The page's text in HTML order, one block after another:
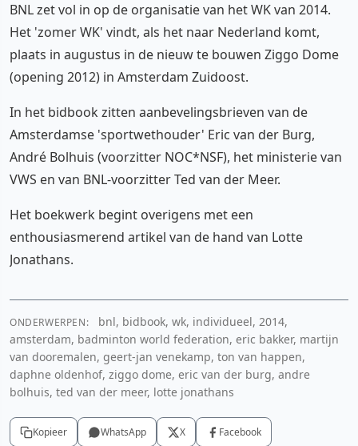
BNL zet vol in op de organisatie van het WK van 2014.
Het 'zomer WK' vindt, als het naar Nederland komt,
plaats in augustus in de nieuw te bouwen Ziggo Dome
(opening 2012) in Amsterdam Zuidoost.
In het bidbook zitten aanbevelingsbrieven van de
Amsterdamse 'sportwethouder' Eric van der Burg,
André Bolhuis (voorzitter NOC*NSF), het ministerie van
VWS en van BNL-voorzitter Ted van der Meer.
Het boekwerk begint overigens met een
enthousiasmerend artikel van de hand van Lotte
Jonathans.
ONDERWERPEN:
bnl, bidbook, wk, individueel, 2014,
amsterdam, badminton world federation, eric bakker, martijn
van dooremalen, geert-jan venekamp, ton van happen,
daphne oldenhof, ziggo dome, eric van der burg, andre
bolhuis, ted van der meer, lotte jonathans
Kopieer WhatsApp X Facebook